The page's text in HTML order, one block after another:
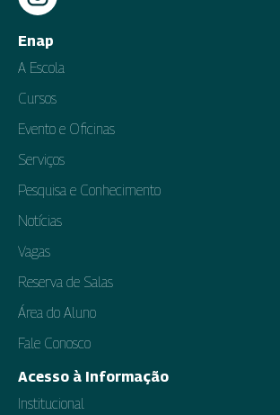
Enap
A Escola
Cursos
Evento e Oficinas
Serviços
Pesquisa e Conhecimento
Notícias
Vagas
Reserva de Salas
Área do Aluno
Fale Conosco
Acesso à Informação
Institucional